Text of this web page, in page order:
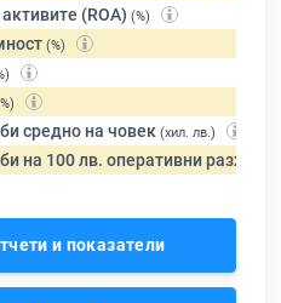
(ROA) (%)
(%)
средно на човек (хил. лв.)
на 100 лв. оперативни разходи
и показатели